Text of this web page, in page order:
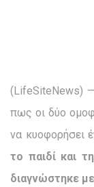
(LifeSiteNews)
πως οι δύο
να κυοφορήσει
το παιδί και
διαγνώστηκε